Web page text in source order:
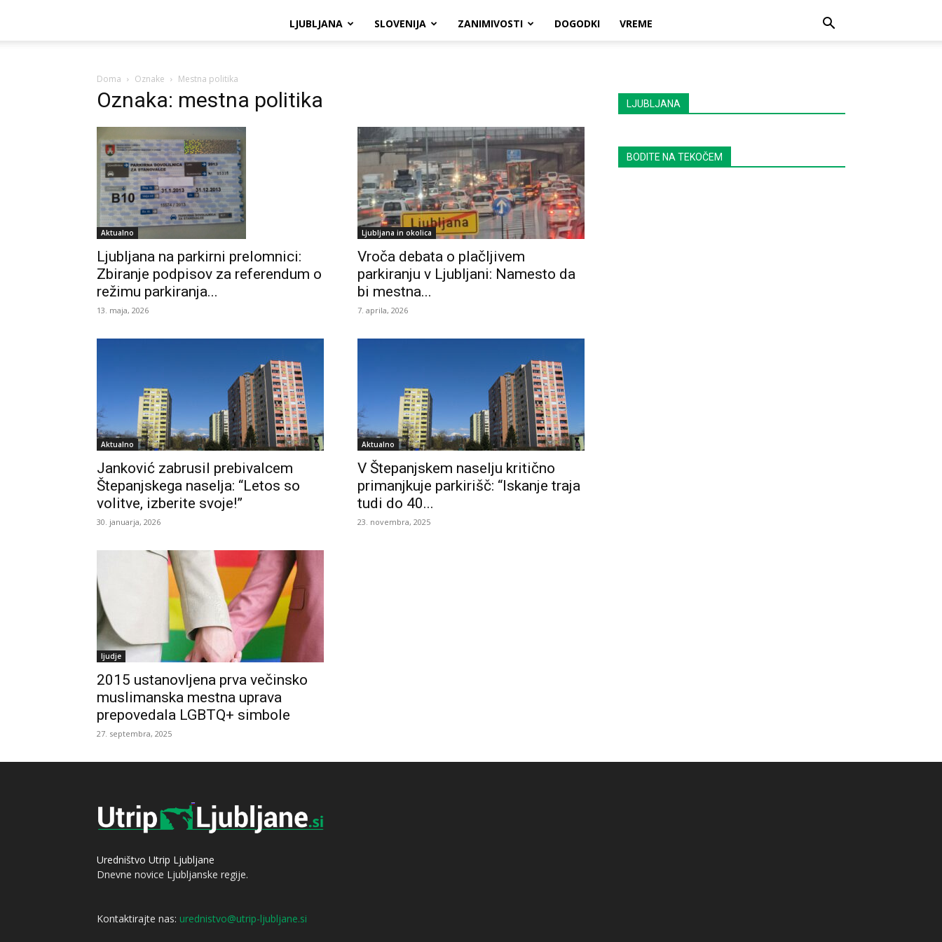
LJUBLJANA SLOVENIJA ZANIMIVOSTI DOGODKI VREME
Doma Oznake Mestna politika
Oznaka: mestna politika
Aktualno
Ljubljana na parkirni prelomnici:
Zbiranje podpisov za referendum o
režimu parkiranja...
13. maja, 2026
Ljubljana in okolica
Vroča debata o plačljivem
parkiranju v Ljubljani: Namesto da
bi mestna...
7. aprila, 2026
Aktualno
Janković zabrusil prebivalcem
Štepanjskega naselja: “Letos so
volitve, izberite svoje!”
30. januarja, 2026
Aktualno
V Štepanjskem naselju kritično
primanjkuje parkirišč: “Iskanje traja
tudi do 40...
23. novembra, 2025
ljudje
2015 ustanovljena prva večinsko
muslimanska mestna uprava
prepovedala LGBTQ+ simbole
27. septembra, 2025
LJUBLJANA
BODITE NA TEKOČEM
Uredništvo Utrip Ljubljane
Dnevne novice Ljubljanske regije.
Kontaktirajte nas: urednistvo@utrip-ljubljane.si